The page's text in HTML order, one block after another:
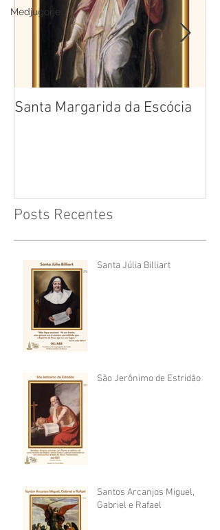
Medjugorje
Santa Margarida da Escócia
Posts Recentes
Santa Júlia Billiart
São Jerônimo de Estridão
Santos Arcanjos Miguel,
Gabriel e Rafael